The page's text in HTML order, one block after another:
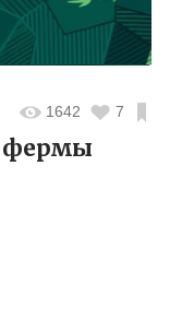
1642 7
фермы